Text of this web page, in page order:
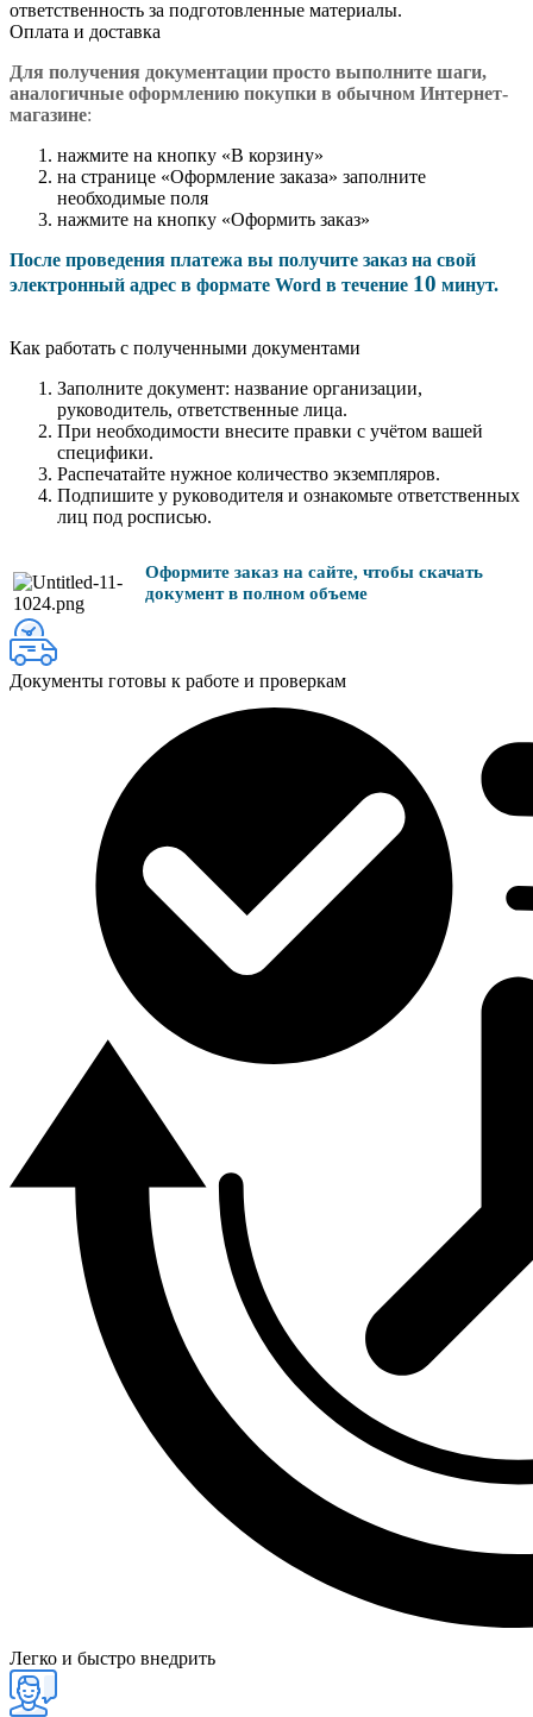
ответственность за подготовленные материалы.
Оплата и доставка
Для получения документации просто выполните шаги,
аналогичные оформлению покупки в обычном Интернет-
магазине:
нажмите на кнопку «В корзину»
на странице «Оформление заказа» заполните
необходимые поля
нажмите на кнопку «Оформить заказ»
После проведения платежа вы получите заказ на свой
электронный адрес в формате Word в течение 10 минут.
Как работать с полученными документами
Заполните документ: название организации,
руководитель, ответственные лица.
При необходимости внесите правки с учётом вашей
специфики.
Распечатайте нужное количество экземпляров.
Подпишите у руководителя и ознакомьте ответственных
лиц под росписью.
Оформите заказ на сайте, чтобы скачать
документ в полном объеме
Документы готовы к работе и проверкам
Легко и быстро внедрить